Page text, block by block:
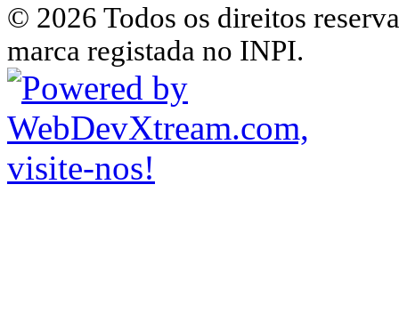
© 2026 Todos os direitos
marca registada no INPI.